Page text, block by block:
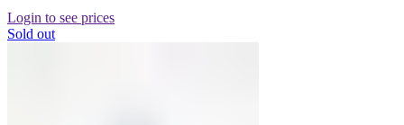
Login to see prices
Sold out